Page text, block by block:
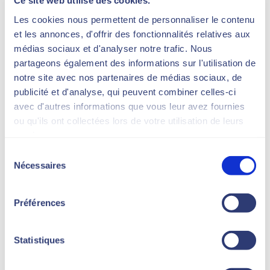
Les cookies nous permettent de personnaliser le contenu
et les annonces, d'offrir des fonctionnalités relatives aux
médias sociaux et d'analyser notre trafic. Nous
partageons également des informations sur l'utilisation de
notre site avec nos partenaires de médias sociaux, de
publicité et d'analyse, qui peuvent combiner celles-ci
avec d'autres informations que vous leur avez fournies
ou qu'ils ont collectées lors de votre utilisation de leurs
Nécessaires
Préférences
Statistiques
Una sessione express per
effetti duraturi
Le sedute (da 30 a 60 minuti) sono facili da inserire
in un’agenda fitta di impegni. Dalla
terza
settimana compaiono i primi effetti, con
miglioramenti continui per diversi mesi grazie alla
Protocollo consigliato:
2 o 3 sessioni a settimana
per 3 settimane, seguite da un mantenimento
Perché iniziare ora?